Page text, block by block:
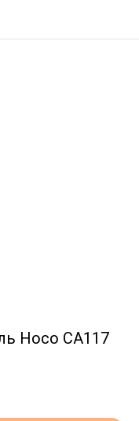
Hoco CA117